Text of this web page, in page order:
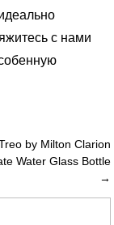
с нами
by Milton Clarion
Water Glass Bottle
→